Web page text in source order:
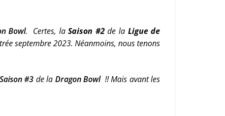
Bowl. Certes, laSaison #2de la Ligue de
septembre 2023. Néanmoins, nous tenons
Saison #3 de la Dragon Bowl!! Mais avant les